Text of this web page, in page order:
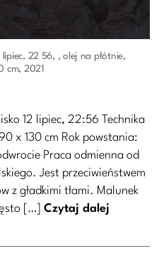
lipiec, 22 56, , olej na płótnie,
cm, 2021
12 lipiec, 22:56 Technika
x 130 cm Rok powstania:
Praca odmienna od
Jest przeciwieństwem
z gładkimi tłami. Malunek
[…] Czytaj dalej